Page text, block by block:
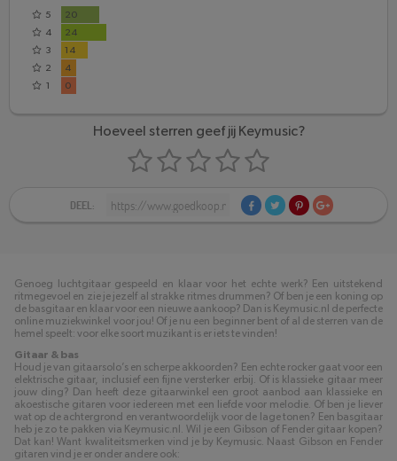
5
20
4
24
3
14
2
4
1
0
Hoeveel sterren geef jij Keymusic?
DEEL:
Genoeg luchtgitaar gespeeld en klaar voor het echte werk? Een uitstekend
ritmegevoel en zie je jezelf al strakke ritmes drummen? Of ben je een koning op
de basgitaar en klaar voor een nieuwe aankoop? Dan is Keymusic.nl de perfecte
online muziekwinkel voor jou! Of je nu een beginner bent of al de sterren van de
hemel speelt: voor elke soort muzikant is er iets te vinden!
Gitaar & bas
Houd je van gitaarsolo’s en scherpe akkoorden? Een echte rocker gaat voor een
elektrische gitaar, inclusief een fijne versterker erbij. Of is klassieke gitaar meer
jouw ding? Dan heeft deze gitaarwinkel een groot aanbod aan klassieke en
akoestische gitaren voor iedereen met een liefde voor melodie. Of ben je liever
wat op de achtergrond en verantwoordelijk voor de lage tonen? Een basgitaar
heb je zo te pakken via Keymusic.nl. Wil je een Gibson of Fender gitaar kopen?
Dat kan! Want kwaliteitsmerken vind je by Keymusic. Naast Gibson en Fender
gitaren vind je er onder andere ook: